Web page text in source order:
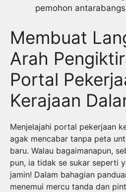
pemohon
Membuat
Arah
Portal
Kerajaan
Menjelajahi portal pekerjaan
agak mencabar tanpa peta
baru. Walau bagaimanapun,
pun, ia tidak se sukar seperti
jamin! Dalam bahagian
menemui mercu tanda dan